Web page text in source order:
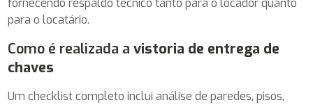
fornecendo respaldo técnico tanto para o locador quanto
para o locatário.
Como é realizada avistoria de entrega de
chaves
Um checklist completo inclui análise de paredes, pisos,